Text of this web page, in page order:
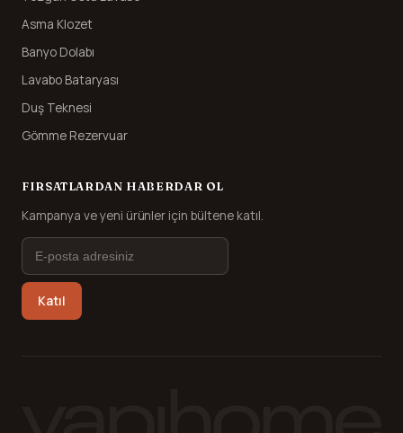
Asma Klozet
Banyo Dolabı
Lavabo Bataryası
Duş Teknesi
Gömme Rezervuar
FIRSATLARDAN HABERDAR OL
Kampanya ve yeni ürünler için bültene katıl.
Katıl